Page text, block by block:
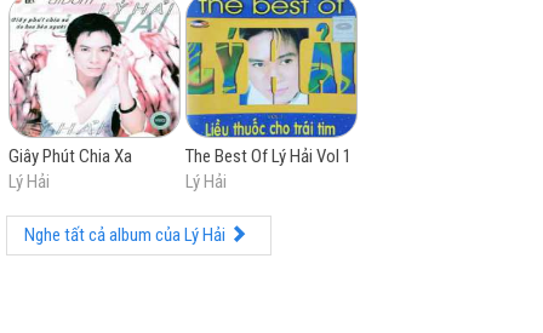
Thương hiệu khi ra mắt lần đầu vào năm 2015 đã giúp
ông thành công thu về hơn 1 nghìn tỷ VND và những
phần phim do ông thực hiện cũng thường nhận được
hầu hết những lời khen ngợi từ giới chuyên môn.
Giây Phút Chia Xa
Lý Hải
The Best Of Lý Hải Vol 1
Lý Hải
Nghe tất cả album của Lý Hải